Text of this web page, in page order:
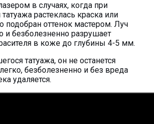
в случаях, когда при
растеклась краска или
подобран оттенок мастером. Луч
и безболезненно разрушает
в коже до глубины 4-5 мм.
татуажа, он не останется
безболезненно и без вреда
удаляется.